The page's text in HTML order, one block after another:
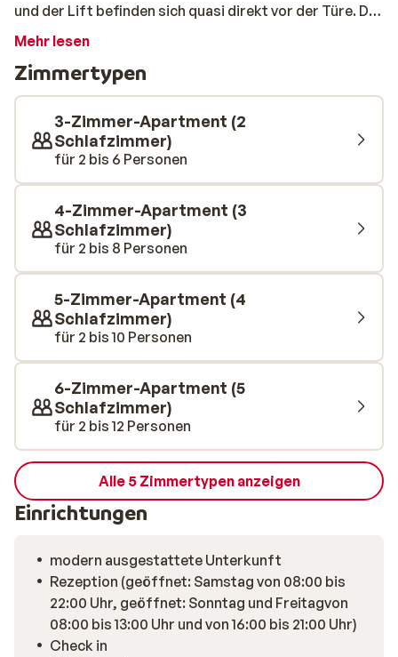
und der Lift befinden sich quasi direkt vor der Türe. Die
geräumigen Apartments laden zum Entspannen und
also für einen Skiurlaub mit der gesamtem Familie oder
dem Freundeskreis. Nach einem aktiven Tag auf der
Piste kommt man hierhin gerne zurück. Im warmen
Schwimmbad oder der Sauna kann man die Seele
baumeln lassen und danach glücklich und zufrieden ins
weiche Bett fallen.
Mehr lesen
Zimmertypen
3-Zimmer-Apartment (2
Schlafzimmer)
für 2 bis 6 Personen
4-Zimmer-Apartment (3
Schlafzimmer)
für 2 bis 8 Personen
5-Zimmer-Apartment (4
Schlafzimmer)
für 2 bis 10 Personen
6-Zimmer-Apartment (5
Schlafzimmer)
für 2 bis 12 Personen
Alle 5 Zimmertypen anzeigen
Einrichtungen
modern ausgestattete Unterkunft
Rezeption (geöffnet: Samstag von 08:00 bis
22:00 Uhr, geöffnet: Sonntag und Freitagvon
08:00 bis 13:00 Uhr und von 16:00 bis 21:00 Uhr)
Check in